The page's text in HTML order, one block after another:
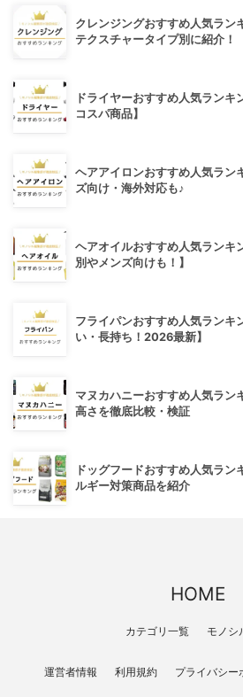
クレンジングおすすめ人気ラン
テクスチャータイプ別に紹介！
ドライヤーおすすめ人気ランキ
コスパ商品】
ヘアアイロンおすすめ人気ラン
ズ向け・海外対応も♪
ヘアオイルおすすめ人気ランキ
別やメンズ向けも！】
フライパンおすすめ人気ランキ
い・長持ち！2026最新】
マヌカハニーおすすめ人気ラン
高さを徹底比較・検証
ドッグフードおすすめ人気ラ
ルギー対策商品を紹介
HOME
カテゴリ一覧 モノシ
運営者情報 利用規約 プライバシー